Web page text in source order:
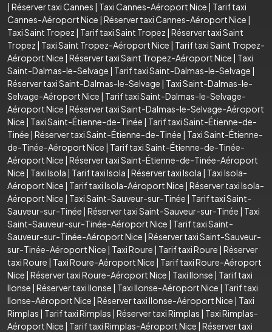
| Réserver taxi Cannes | Taxi Cannes-Aéroport Nice | Tarif taxi
Cannes-Aéroport Nice | Réserver taxi Cannes-Aéroport Nice |
Taxi Saint Tropez | Tarif taxi Saint Tropez | Réserver taxi Saint
Tropez | Taxi Saint Tropez-Aéroport Nice | Tarif taxi Saint Tropez-
Aéroport Nice | Réserver taxi Saint Tropez-Aéroport Nice | Taxi
Saint-Dalmas-le-Selvage | Tarif taxi Saint-Dalmas-le-Selvage |
Réserver taxi Saint-Dalmas-le-Selvage | Taxi Saint-Dalmas-le-
Selvage-Aéroport Nice | Tarif taxi Saint-Dalmas-le-Selvage-
Aéroport Nice | Réserver taxi Saint-Dalmas-le-Selvage-Aéroport
Nice | Taxi Saint-Étienne-de-Tinée | Tarif taxi Saint-Étienne-de-
Tinée | Réserver taxi Saint-Étienne-de-Tinée | Taxi Saint-Étienne-
de-Tinée-Aéroport Nice | Tarif taxi Saint-Étienne-de-Tinée-
Aéroport Nice | Réserver taxi Saint-Étienne-de-Tinée-Aéroport
Nice | Taxi Isola | Tarif taxi Isola | Réserver taxi Isola | Taxi Isola-
Aéroport Nice | Tarif taxi Isola-Aéroport Nice | Réserver taxi Isola-
Aéroport Nice | Taxi Saint-Sauveur-sur-Tinée | Tarif taxi Saint-
Sauveur-sur-Tinée | Réserver taxi Saint-Sauveur-sur-Tinée | Taxi
Saint-Sauveur-sur-Tinée-Aéroport Nice | Tarif taxi Saint-
Sauveur-sur-Tinée-Aéroport Nice | Réserver taxi Saint-Sauveur-
sur-Tinée-Aéroport Nice | Taxi Roure | Tarif taxi Roure | Réserver
taxi Roure | Taxi Roure-Aéroport Nice | Tarif taxi Roure-Aéroport
Nice | Réserver taxi Roure-Aéroport Nice | Taxi Ilonse | Tarif taxi
Ilonse | Réserver taxi Ilonse | Taxi Ilonse-Aéroport Nice | Tarif taxi
Ilonse-Aéroport Nice | Réserver taxi Ilonse-Aéroport Nice | Taxi
Rimplas | Tarif taxi Rimplas | Réserver taxi Rimplas | Taxi Rimplas-
Aéroport Nice | Tarif taxi Rimplas-Aéroport Nice | Réserver taxi